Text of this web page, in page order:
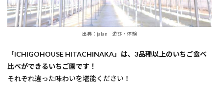
出典：jalan 遊び・体験
「ICHIGOHOUSE HITACHINAKA」は、3品種以上のいちご食べ
比べができるいちご園です！
それぞれ違った味わいを堪能ください！